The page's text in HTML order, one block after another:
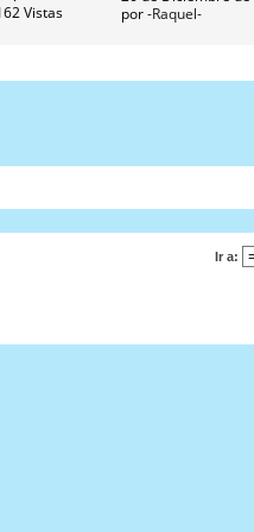
Vistas
por-Raquel-
Ir a: